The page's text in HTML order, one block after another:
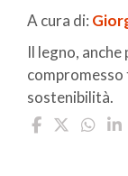
A cura di:
Il legno,
compromesso
sostenibilità.